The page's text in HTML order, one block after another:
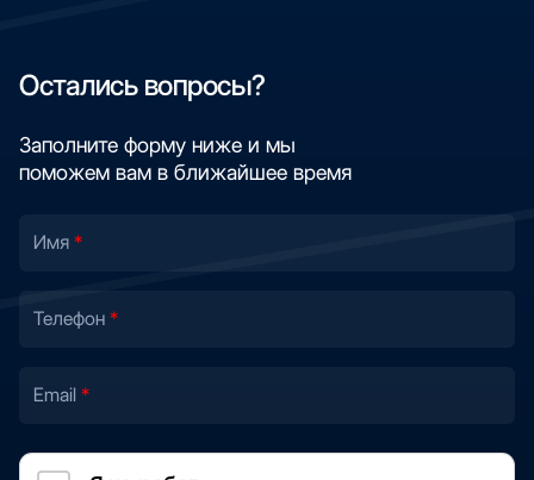
Остались вопросы?
Заполните форму ниже и мы
поможем вам в ближайшее время
Имя
Телефон
Email